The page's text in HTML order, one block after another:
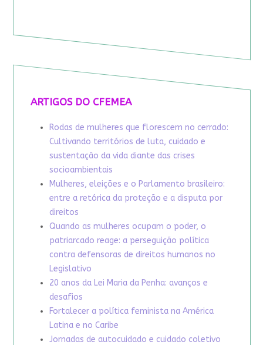
ARTIGOS DO CFEMEA
Rodas de mulheres que florescem no cerrado:
Cultivando territórios de luta, cuidado e
sustentação da vida diante das crises
socioambientais
Mulheres, eleições e o Parlamento brasileiro:
entre a retórica da proteção e a disputa por
direitos
Quando as mulheres ocupam o poder, o
patriarcado reage: a perseguição política
contra defensoras de direitos humanos no
Legislativo
20 anos da Lei Maria da Penha: avanços e
desafios
Fortalecer a política feminista na América
Latina e no Caribe
Jornadas de autocuidado e cuidado coletivo